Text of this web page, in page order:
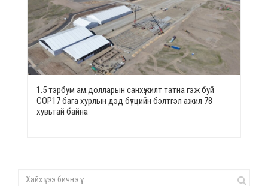
1.5 тэрбум ам.долларын санхүүжилт татна гэж буй
СОР17 бага хурлын дэд бүтцийн бэлтгэл ажил 78
хувьтай байна